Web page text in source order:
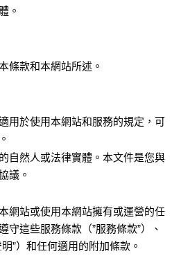
。
條款和本網站所述。
用於使用本網站和服務的規定，可
自然人或法律實體。本文件是您與
議。
網站或使用本網站擁有或運營的任
守這些服務條款（”服務條款”）、
”）和任何適用的附加條款。